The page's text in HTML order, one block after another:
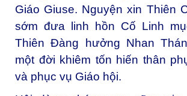
Giáo Giuse. Nguyện xin Thiên
sớm đưa linh hồn Cố Linh
Thiên Đàng hưởng Nhan
một đời khiêm tốn hiến thân
và phục vụ Giáo hội.